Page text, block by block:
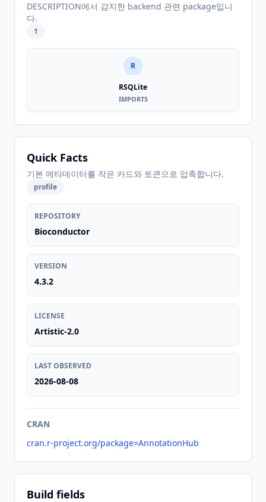
DESCRIPTION에서 감지한 backend 관련 package입니
다.
1
R
RSQLite
IMPORTS
Quick Facts
기본 메타데이터를 작은 카드와 토큰으로 압축합니다.
profile
REPOSITORY
Bioconductor
VERSION
4.3.2
LICENSE
Artistic-2.0
LAST OBSERVED
2026-08-08
CRAN
cran.r-project.org/package=AnnotationHub
Build fields